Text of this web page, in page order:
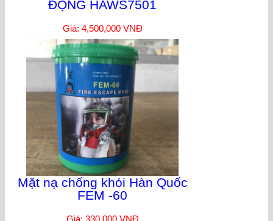
ĐỘNG HAWS7501
Giá: 4,500,000 VNĐ
Mặt nạ chống khói Hàn Quốc
FEM -60
Giá: 330,000 VNĐ